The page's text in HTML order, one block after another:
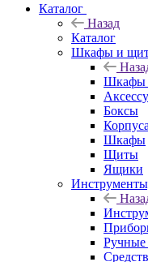
Каталог
Назад
Каталог
Шкафы и
Шкафы
Боксы
Корпуса
Шкафы
Щиты
Ящики
Ручные